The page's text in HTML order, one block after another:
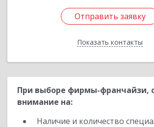
Отправить заявку
Показать контакты
Отправить заявку
Назад
При выборе фирмы-франчайзи,
внимание на:
Наличие и количество